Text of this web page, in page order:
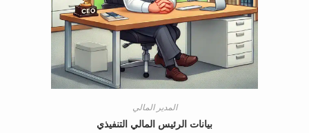
المدير المالي
بيانات الرئيس المالي التنفيذي